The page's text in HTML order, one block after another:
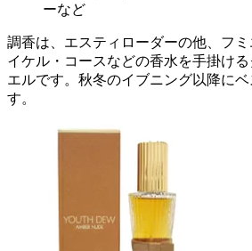
ーなど
調香は、エスティローダーの他、フ
イケル・コースなどの香水を手掛け
エルです。秋冬のイブニング以降に
す。